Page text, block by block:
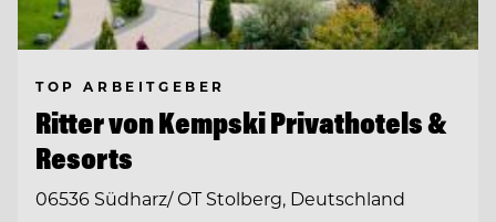
TOP ARBEITGEBER
Ritter von Kempski Privathotels &
Resorts
06536 Südharz/ OT Stolberg, Deutschland